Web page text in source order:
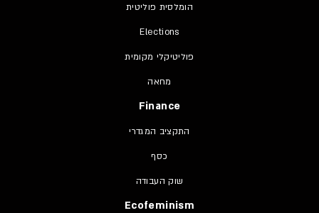
הומלסית פוליטית
Elections
פוליטיקלי מקומית
מחאה
Finance
התקציב המגדרי
כסף
שוק העבודה
Ecofeminism